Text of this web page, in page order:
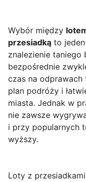
Wybór między
przesiadką to
znalezienie taniego
bezpośrednie
czas na
plan podróży i
miasta. Jednak w
nie zawsze
i przy popularnych
wyższy.
Loty z